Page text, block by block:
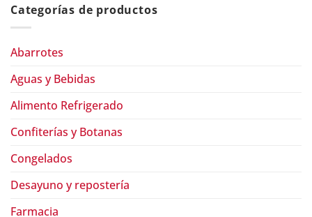
Categorías de productos
Abarrotes
Aguas y Bebidas
Alimento Refrigerado
Confiterías y Botanas
Congelados
Desayuno y repostería
Farmacia